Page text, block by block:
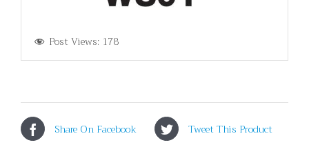
Post Views: 178
Share On Facebook Tweet This Product